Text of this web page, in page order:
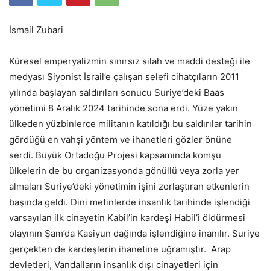
İsmail Zubari
Küresel emperyalizmin sınırsız silah ve maddi desteği ile
medyası Siyonist İsrail’e çalışan selefi cihatçıların 2011
yılında başlayan saldırıları sonucu Suriye’deki Baas
yönetimi 8 Aralık 2024 tarihinde sona erdi. Yüze yakın
ülkeden yüzbinlerce militanın katıldığı bu saldırılar tarihin
gördüğü en vahşi yöntem ve ihanetleri gözler önüne
serdi. Büyük Ortadoğu Projesi kapsamında komşu
ülkelerin de bu organizasyonda gönüllü veya zorla yer
almaları Suriye’deki yönetimin işini zorlaştıran etkenlerin
başında geldi. Dini metinlerde insanlık tarihinde işlendiği
varsayılan ilk cinayetin Kabil’in kardeşi Habil’i öldürmesi
olayının Şam’da Kasiyun dağında işlendiğine inanılır. Suriye
gerçekten de kardeşlerin ihanetine uğramıştır. Arap
devletleri, Vandalların insanlık dışı cinayetleri için